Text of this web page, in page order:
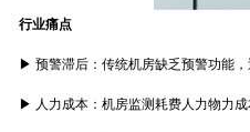
行业痛点
▶ 预警滞后：传统机房缺乏预警功能，
▶ 人力成本：机房监测耗费人力物力成